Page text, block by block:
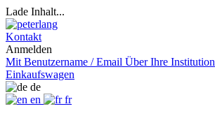
Lade Inhalt...
Kontakt
Anmelden
Mit Benutzername / Email Über Ihre Institution
Einkaufswagen
de
en
fr